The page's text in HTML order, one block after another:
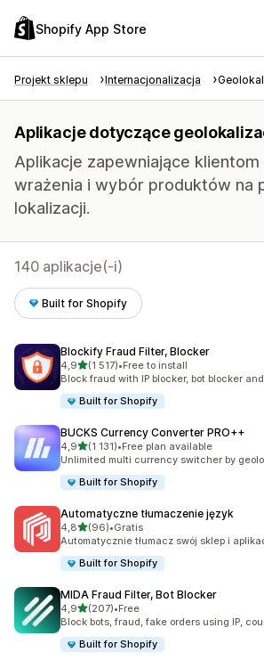
Shopify App Store
Projekt sklepu Internacjonalizacja
Aplikacje dotyczące
Aplikacje zapewniające
wrażenia i wybór produktów na
lokalizacji.
140 aplikacje(-i)
Built for Shopify
Blockify Fraud Filter, Blocker
4,9na 5 gwiazdek
(1 517)
Łączna liczba recenzji: 1517
•Free to install
Block fraud with IP blocker, bot blocker
Built for Shopify
BUCKS Currency Converter PRO++
4,9na 5 gwiazdek
(1 131)
Łączna liczba recenzji: 1131
•Free plan available
Unlimited multi currency switcher by
Built for Shopify
Automatyczne tłumaczenie język
4,8na 5 gwiazdek
(96)
Łączna liczba recenzji: 96
•Gratis
Automatycznie tłumacz swój sklep i
Built for Shopify
MIDA Fraud Filter, Bot Blocker
4,9na 5 gwiazdek
(207)
Łączna liczba recenzji: 207
•Free
Block bots, fraud, fake orders using IP,
Built for Shopify